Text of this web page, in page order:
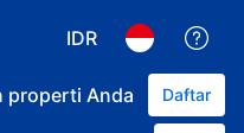
IDR
properti Anda Daftar